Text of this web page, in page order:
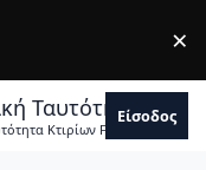
×
Ταυτότητα
Κτιρίων Forum
Είσοδος